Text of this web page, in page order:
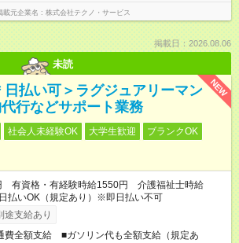
載元企業名 株式会社テクノ・サービス
掲載日：2026.08.06
未読
NEW
日払い可＞ラグジュアリーマン
行などサポート業務
社会人未経験OK 大学生歓迎
ブランクOK
有資格・有経験時給1550円 介護福祉士時給
払いOK（規定あり）※即日払い不可
途支給あり
費全額支給 ■ガソリン代も全額支給（規定あ